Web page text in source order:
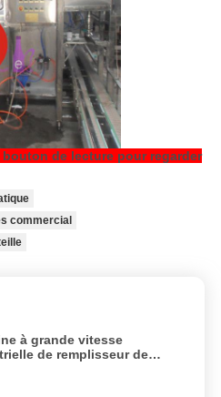
de lecture pour regarder
commercial
à grande vitesse
de remplisseur de